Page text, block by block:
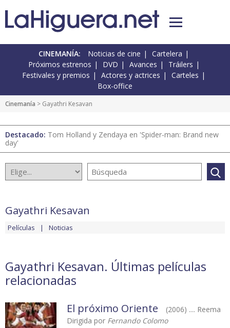
CINEMANÍA: Noticias de cine
Cartelera
Próximos estrenos
DVD Avances
Tráilers
Festivales y premios
Actores y actrices
Carteles
Box-office
Cinemanía > Gayathri Kesavan
Destacado: Tom Holland y Zendaya en 'Spider-man: Brand new
day'
Gayathri Kesavan
Películas Noticias
Gayathri Kesavan. Últimas películas
relacionadas
El próximo Oriente
(2006) .... Reema
Dirigida por Fernando Colomo